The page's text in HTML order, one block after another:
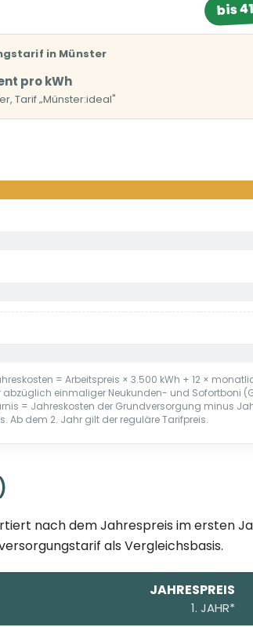
bis
in Münster
pro kWh
Tarif „Münster:ideal"
= Arbeitspreis × 3.500 kWh + 12 ×
abzüglich einmaliger Neukunden- und Sofortboni
= Jahreskosten der Grundversorgung minus
Ab dem 2. Jahr gilt der reguläre Tarifpreis.
nach dem Jahrespreis im ersten
als Vergleichsbasis.
JAHRESPREIS
1. JAHR*